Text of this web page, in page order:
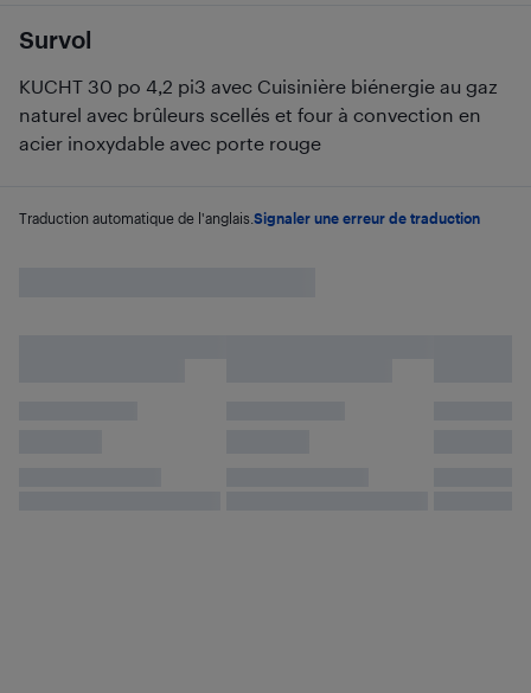
Survol
KUCHT 30 po 4,2 pi3 avec Cuisinière biénergie au gaz
naturel avec brûleurs scellés et four à convection en
acier inoxydable avec porte rouge
Traduction automatique de l'anglais. Signaler une erreur de traduction